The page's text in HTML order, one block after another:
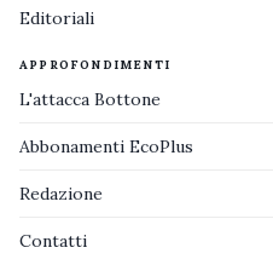
Editoriali
APPROFONDIMENTI
L'attacca Bottone
Abbonamenti EcoPlus
Redazione
Contatti